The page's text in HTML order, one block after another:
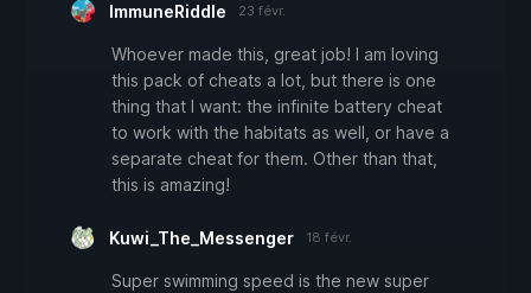
ImmuneRiddle 23 févr.
Whoever made this, great job! I am loving
this pack of cheats a lot, but there is one
thing that I want: the infinite battery cheat
to work with the habitats as well, or have a
separate cheat for them. Other than that,
this is amazing!
Kuwi_The_Messenger 18 févr.
Super swimming speed is the new super